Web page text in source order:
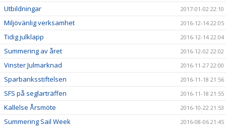
Utbildningar 2017-01-02 22:10
Miljövänlig verksamhet 2016-12-14 22:05
Tidig julklapp 2016-12-14 22:04
Summering av året 2016-12-02 22:02
Vinster Julmarknad 2016-11-27 22:00
Sparbanksstiftelsen 2016-11-18 21:56
SFS på seglarträffen 2016-11-18 21:55
Kallelse Årsmöte 2016-10-22 21:53
Summering Sail Week 2016-08-06 21:45